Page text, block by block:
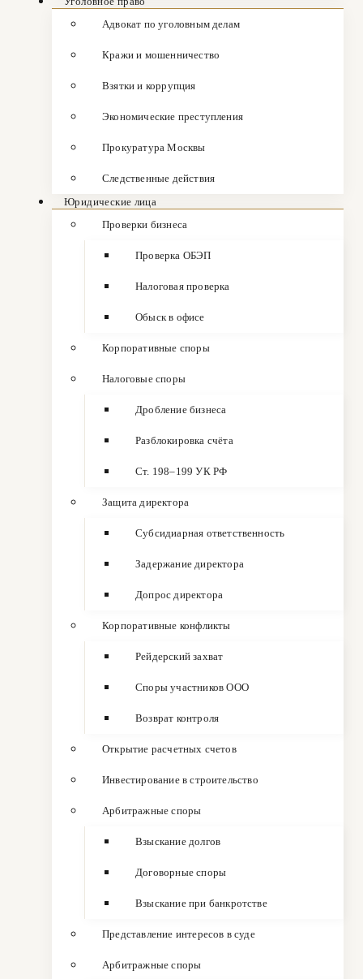
Адвокат по уголовным делам
Кражи и мошенничество
Взятки и коррупция
Экономические преступления
Прокуратура Москвы
Следственные действия
Юридические лица
Проверки бизнеса
Проверка ОБЭП
Налоговая проверка
Обыск в офисе
Корпоративные споры
Налоговые споры
Дробление бизнеса
Разблокировка счёта
Ст. 198–199 УК РФ
Защита директора
Субсидиарная ответственность
Задержание директора
Допрос директора
Корпоративные конфликты
Рейдерский захват
Споры участников ООО
Возврат контроля
Открытие расчетных счетов
Инвестирование в строительство
Арбитражные споры
Взыскание долгов
Договорные споры
Взыскание при банкротстве
Представление интересов в суде
Арбитражные споры